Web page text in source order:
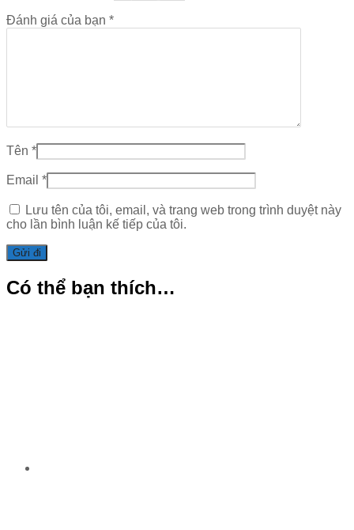
Đánh giá của bạn *
Tên *
Email *
Lưu tên của tôi, email, và trang web trong trình duyệt này
cho lần bình luận kế tiếp của tôi.
Có thể bạn thích…